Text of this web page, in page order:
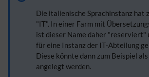
Die italienische Sprachinstanz hat
"IT". In einer Farm mit
ist dieser Name daher "reserviert"
für eine Instanz der IT-Abteilung
Diese könnte dann zum Beispiel
angelegt werden.